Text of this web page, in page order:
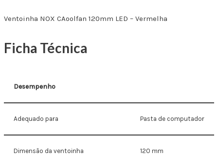
Ventoinha NOX CAoolfan 120mm LED – Vermelha
Ficha Técnica
Desempenho
Adequado para Pasta de computador
Dimensão da ventoinha 120 mm